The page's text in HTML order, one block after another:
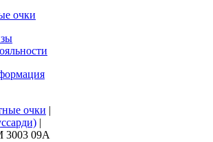
очки
очки |
|
3003 09A